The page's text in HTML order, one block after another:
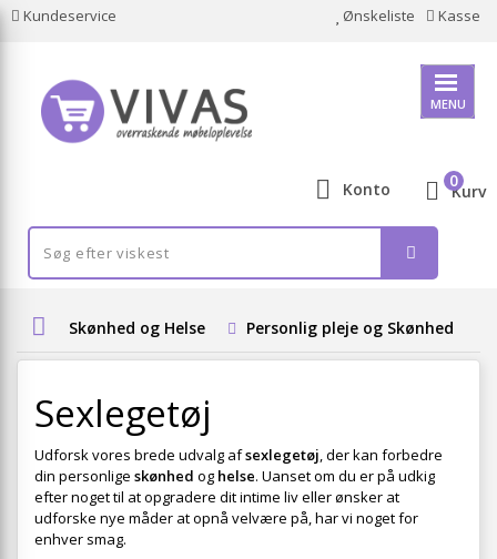
Kundeservice Ønskeliste Kasse
MENU
Konto Kurv
0
Skønhed og Helse Personlig pleje og Skønhed
Sexlegetøj
Udforsk vores brede udvalg afsexlegetøj, der kan forbedre
din personlige skønhed og helse. Uanset om du er på udkig
efter noget til at opgradere dit intime liv eller ønsker at
udforske nye måder at opnå velvære på, har vi noget for
enhver smag.